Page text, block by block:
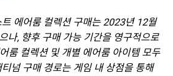
에어룸 컬렉션 구매는 2023년 12월
나, 향후 구매 가능 기간을 영구적으로
룸 컬렉션 및 개별 에어룸 아이템 모두
넘 구매 경로는 게임 내 상점을 통해